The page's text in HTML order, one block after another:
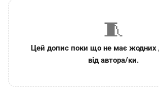
🧵
Цей допис поки що не має жодних
від автора/ки.